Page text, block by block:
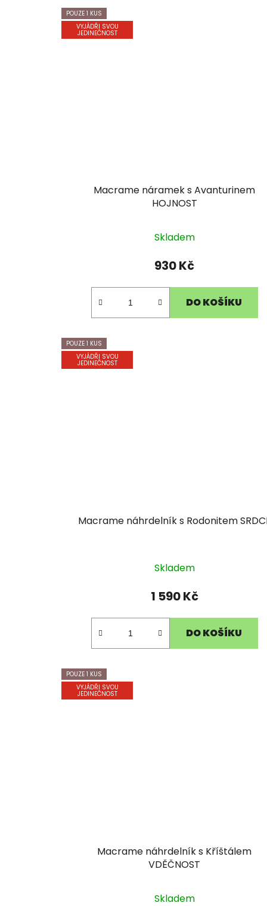
POUZE 1 KUS
VYJÁDŘI SVOU
JEDINEČNOST
Macrame náramek s Avanturinem
HOJNOST
Skladem
930 Kč
DO KOŠÍKU
POUZE 1 KUS
VYJÁDŘI SVOU
JEDINEČNOST
Macrame náhrdelník s Rodonitem
Skladem
1 590 Kč
DO KOŠÍKU
POUZE 1 KUS
VYJÁDŘI SVOU
JEDINEČNOST
Macrame náhrdelník s Kříštálem
VDĚČNOST
Skladem